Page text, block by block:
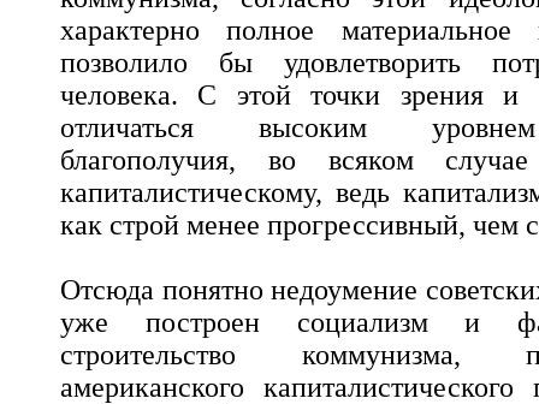
характерно полное материальное
позволило бы удовлетворить
человека. С этой точки зрения и
отличаться высоким
благополучия, во всяком
капиталистическому, ведь
как строй менее прогрессивный, чем
Отсюда понятно недоумение
уже построен социализм и
строительство коммунизма,
американского